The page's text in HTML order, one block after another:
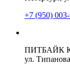
+7 (950)
ПИТБАЙК
ул.